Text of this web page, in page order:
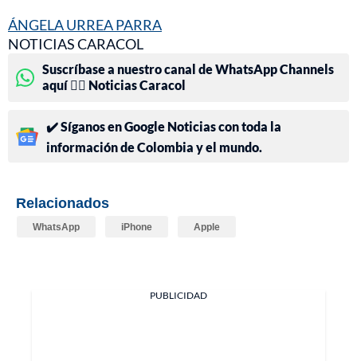
ÁNGELA URREA PARRA
NOTICIAS CARACOL
Suscríbase a nuestro canal de WhatsApp Channels
aquí 👉🏻 Noticias Caracol
✔️ Síganos en Google Noticias con toda la
información de Colombia y el mundo.
Relacionados
WhatsApp iPhone Apple
PUBLICIDAD